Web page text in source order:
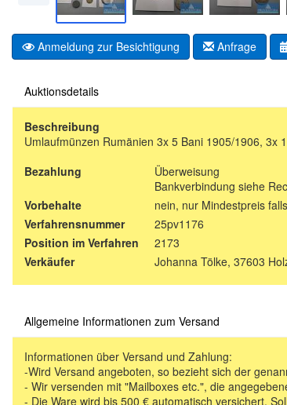
Anmeldung zur Besichtigung Anfrage
Auktionsdetails
Beschreibung
Umlaufmünzen Rumänien 3x 5 Bani 1905/1906,
Bezahlung
Überweisung
Bankverbindung siehe
Vorbehalte
nein, nur Mindestpreis
Verfahrensnummer
25pv1176
Position im Verfahren
2173
Verkäufer
Johanna Tölke, 37603
Allgemeine Informationen zum Versand
Informationen über Versand und Zahlung:
-Wird Versand angeboten, so bezieht sich der
- Wir versenden mit "Mailboxes etc.", die
- Die Ware wird bis 500 € automatisch versichert.